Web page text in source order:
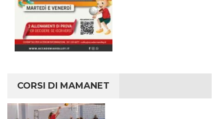
CORSI DI MAMANET